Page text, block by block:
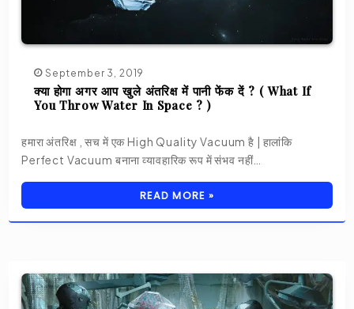
September 3, 2019
क्या होगा अगर आप खुले अंतरिक्ष में पानी फेंक दें ? ( What If
You Throw Water In Space ? )
हमारा अंतरिक्ष , सच में एक High Quality Vacuum है | हालांकि
Perfect Vacuum बनाना व्यावहारिक रूप में संभव नहीं…
READ MORE »